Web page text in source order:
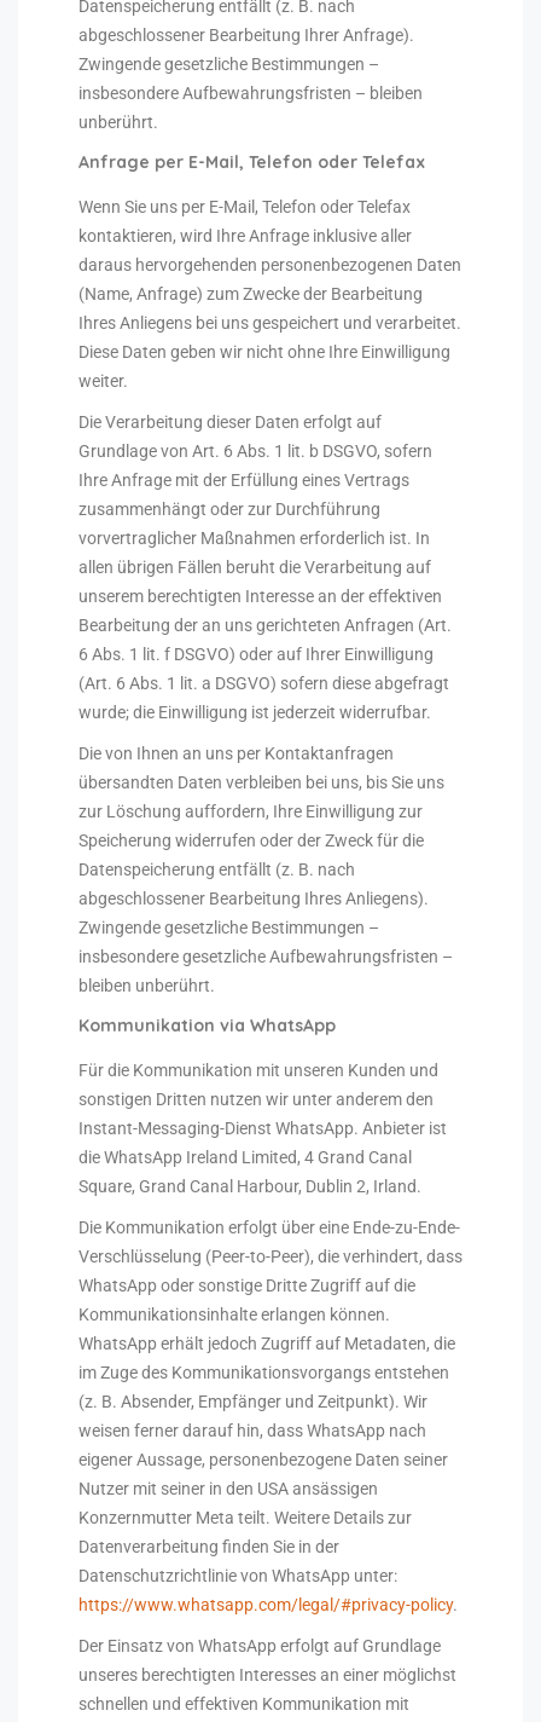
Datenspeicherung entfällt (z. B. nach
abgeschlossener Bearbeitung Ihrer Anfrage).
Zwingende gesetzliche Bestimmungen –
insbesondere Aufbewahrungsfristen – bleiben
unberührt.
Anfrage per E-Mail, Telefon oder Telefax
Wenn Sie uns per E-Mail, Telefon oder Telefax
kontaktieren, wird Ihre Anfrage inklusive aller
daraus hervorgehenden personenbezogenen Daten
(Name, Anfrage) zum Zwecke der Bearbeitung
Ihres Anliegens bei uns gespeichert und verarbeitet.
Diese Daten geben wir nicht ohne Ihre Einwilligung
weiter.
Die Verarbeitung dieser Daten erfolgt auf
Grundlage von Art. 6 Abs. 1 lit. b DSGVO, sofern
Ihre Anfrage mit der Erfüllung eines Vertrags
zusammenhängt oder zur Durchführung
vorvertraglicher Maßnahmen erforderlich ist. In
allen übrigen Fällen beruht die Verarbeitung auf
unserem berechtigten Interesse an der effektiven
Bearbeitung der an uns gerichteten Anfragen (Art.
6 Abs. 1 lit. f DSGVO) oder auf Ihrer Einwilligung
(Art. 6 Abs. 1 lit. a DSGVO) sofern diese abgefragt
wurde; die Einwilligung ist jederzeit widerrufbar.
Die von Ihnen an uns per Kontaktanfragen
übersandten Daten verbleiben bei uns, bis Sie uns
zur Löschung auffordern, Ihre Einwilligung zur
Speicherung widerrufen oder der Zweck für die
Datenspeicherung entfällt (z. B. nach
abgeschlossener Bearbeitung Ihres Anliegens).
Zwingende gesetzliche Bestimmungen –
insbesondere gesetzliche Aufbewahrungsfristen –
bleiben unberührt.
Kommunikation via WhatsApp
Für die Kommunikation mit unseren Kunden und
sonstigen Dritten nutzen wir unter anderem den
Instant-Messaging-Dienst WhatsApp. Anbieter ist
die WhatsApp Ireland Limited, 4 Grand Canal
Square, Grand Canal Harbour, Dublin 2, Irland.
Die Kommunikation erfolgt über eine Ende-zu-Ende-
Verschlüsselung (Peer-to-Peer), die verhindert, dass
WhatsApp oder sonstige Dritte Zugriff auf die
Kommunikationsinhalte erlangen können.
WhatsApp erhält jedoch Zugriff auf Metadaten, die
im Zuge des Kommunikationsvorgangs entstehen
(z. B. Absender, Empfänger und Zeitpunkt). Wir
weisen ferner darauf hin, dass WhatsApp nach
eigener Aussage, personenbezogene Daten seiner
Nutzer mit seiner in den USA ansässigen
Konzernmutter Meta teilt. Weitere Details zur
Datenverarbeitung finden Sie in der
Datenschutzrichtlinie von WhatsApp unter:
https://www.whatsapp.com/legal/#privacy-policy.
Der Einsatz von WhatsApp erfolgt auf Grundlage
unseres berechtigten Interesses an einer möglichst
schnellen und effektiven Kommunikation mit